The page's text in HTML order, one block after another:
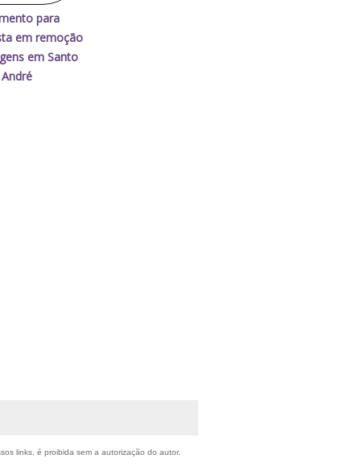
para
em remoção
em Santo
André
links, é proibida sem a autorização do autor.